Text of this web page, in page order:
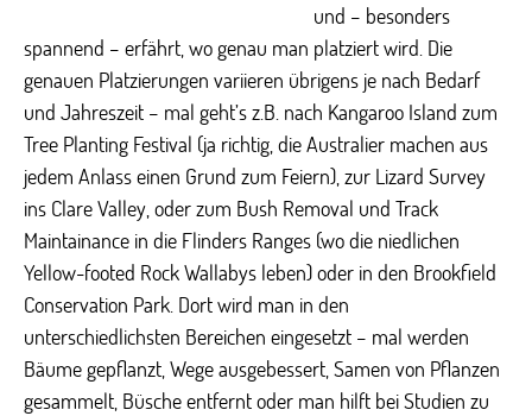
und – besonders
spannend – erfährt, wo genau man platziert wird. Die
genauen Platzierungen variieren übrigens je nach Bedarf
und Jahreszeit – mal geht’s z.B. nach Kangaroo Island zum
Tree Planting Festival (ja richtig, die Australier machen aus
jedem Anlass einen Grund zum Feiern), zur Lizard Survey
ins Clare Valley, oder zum Bush Removal und Track
Maintainance in die Flinders Ranges (wo die niedlichen
Yellow-footed Rock Wallabys leben) oder in den Brookfield
Conservation Park. Dort wird man in den
unterschiedlichsten Bereichen eingesetzt – mal werden
Bäume gepflanzt, Wege ausgebessert, Samen von Pflanzen
gesammelt, Büsche entfernt oder man hilft bei Studien zu